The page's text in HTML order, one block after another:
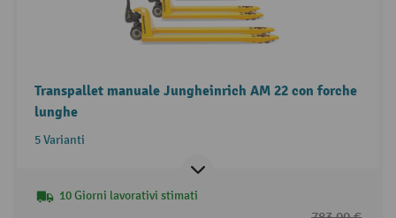
Transpallet manuale Jungheinrich AM 22 con forche
lunghe
5 Varianti
10 Giorni lavorativi stimati